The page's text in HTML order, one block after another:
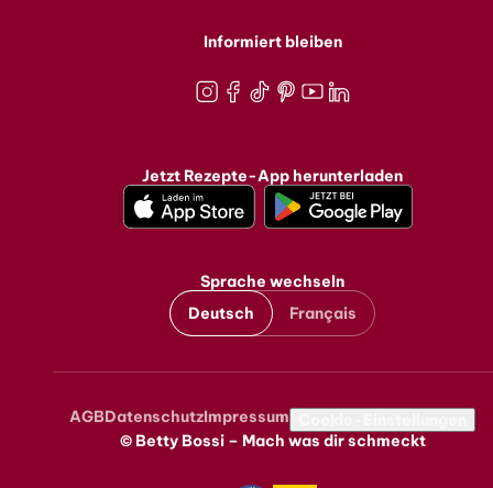
Informiert bleiben
Jetzt Rezepte-App herunterladen
Sprache wechseln
Deutsch
Français
Metanavigation
AGBDatenschutzImpressum
© Betty Bossi – Mach was dir schmeckt